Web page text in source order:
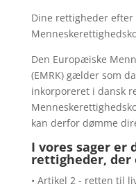
Dine rettigheder
Den Europæiske
(EMRK) gælder som
inkorporeret i dansk
kan derfor dømme
I vores sager er
rettigheder, der
• Artikel 2 - retten til